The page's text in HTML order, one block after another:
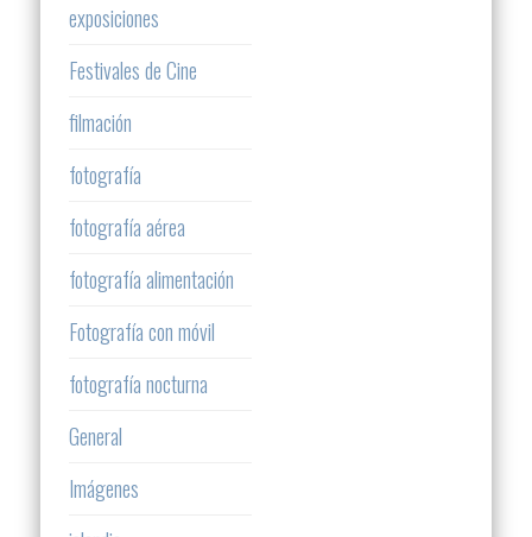
exposiciones
Festivales de Cine
filmación
fotografía
fotografía aérea
fotografía alimentación
Fotografía con móvil
fotografía nocturna
General
Imágenes